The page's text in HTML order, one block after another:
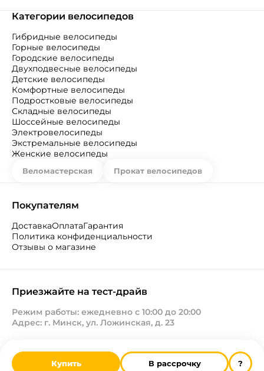
Купить В рассрочку ?
Категории велосипедов
Гибридные велосипеды
Горные велосипеды
Городские велосипеды
Двухподвесные велосипеды
Детские велосипеды
Комфортные велосипеды
Подростковые велосипеды
Складные велосипеды
Шоссейные велосипеды
Электровелосипеды
Экстремальные велосипеды
Женские велосипеды
Веломастерская Прокат велосипедов
Покупателям
ДоставкаОплатаГарантия
Политика конфиденциальности
Отзывы о магазине
Приезжайте на тест-драйв
Режим работы: ежедневно с 10:00 до 20:00
Адрес: г. Минск, ул. Ложинская, д. 23